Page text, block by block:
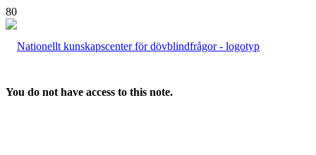
You do not have access to this note.